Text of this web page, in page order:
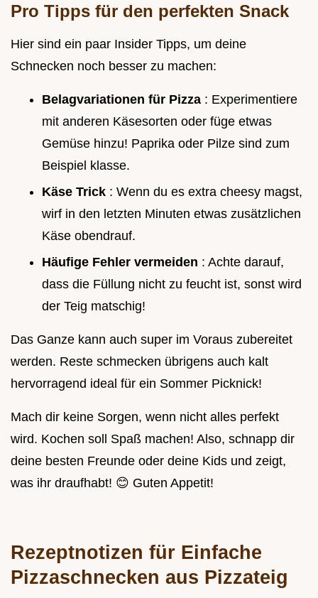
Pro Tipps für den perfekten Snack
Hier sind ein paar Insider Tipps, um deine
Schnecken noch besser zu machen:
Belagvariationen für Pizza : Experimentiere
mit anderen Käsesorten oder füge etwas
Gemüse hinzu! Paprika oder Pilze sind zum
Beispiel klasse.
Käse Trick : Wenn du es extra cheesy magst,
wirf in den letzten Minuten etwas zusätzlichen
Käse obendrauf.
Häufige Fehler vermeiden : Achte darauf,
dass die Füllung nicht zu feucht ist, sonst wird
der Teig matschig!
Das Ganze kann auch super im Voraus zubereitet
werden. Reste schmecken übrigens auch kalt
hervorragend ideal für ein Sommer Picknick!
Mach dir keine Sorgen, wenn nicht alles perfekt
wird. Kochen soll Spaß machen! Also, schnapp dir
deine besten Freunde oder deine Kids und zeigt,
was ihr draufhabt! 😊 Guten Appetit!
Rezeptnotizen für Einfache
Pizzaschnecken aus Pizzateig